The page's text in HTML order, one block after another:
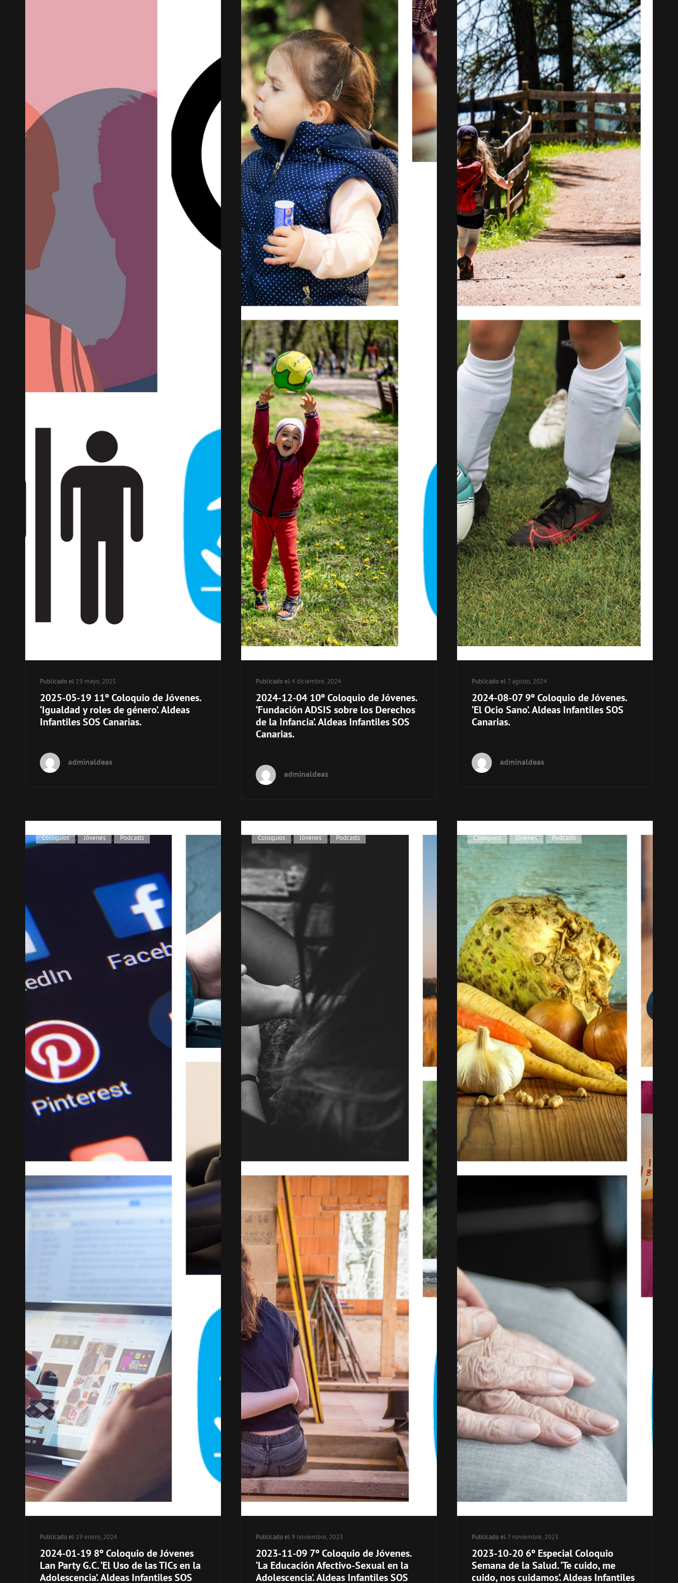
Publicado el 19 mayo, 2025
2025-05-19 11º Coloquio de Jóvenes.
‘Igualdad y roles de género’. Aldeas
Infantiles SOS Canarias.
adminaldeas
categorías
Publicado el4 diciembre, 2024
2024-12-04 10º Coloquio de Jóvenes.
‘Fundación ADSIS sobre los Derechos
de la Infancia’. Aldeas Infantiles SOS
Canarias.
adminaldeas
categorías
Publicado el 7 agosto, 2024
2024-08-07 9º Coloquio de Jóvenes.
‘El Ocio Sano’. Aldeas Infantiles SOS
Canarias.
adminaldeas
Enlaces
Coloquios , Jóvenes , Podcasts
Publicado el 19 enero, 2024
2024-01-19 8º Coloquio de Jóvenes
Lan Party G.C. ‘El Uso de las TICs en la
Adolescencia’. Aldeas Infantiles SOS
Enlaces
de
Coloquios , Jóvenes , Podcasts
Publicado el 9 noviembre, 2023
2023-11-09 7º Coloquio de Jóvenes.
‘La Educación Afectivo-Sexual en la
Adolescencia’. Aldeas Infantiles SOS
Enlaces
de
categorías
Coloquios , Jóvenes , Podcasts
Publicado el 7 noviembre, 2023
2023-10-20 6º Especial Coloquio
Semana de la Salud. ‘Te cuido, me
cuido, nos cuidamos’. Aldeas Infantiles